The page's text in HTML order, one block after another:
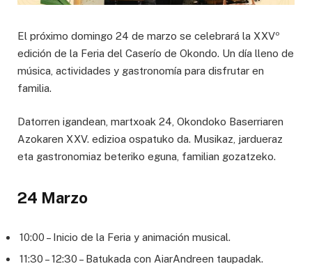
El próximo domingo 24 de marzo se celebrará la XXVº
edición de la Feria del Caserío de Okondo. Un día lleno de
música, actividades y gastronomía para disfrutar en
familia.
Datorren igandean, martxoak 24, Okondoko Baserriaren
Azokaren XXV. edizioa ospatuko da. Musikaz, jardueraz
eta gastronomiaz beteriko eguna, familian gozatzeko.
24 Marzo
10:00 – Inicio de la Feria y animación musical.
11:30 – 12:30 – Batukada con AiarAndreen taupadak.